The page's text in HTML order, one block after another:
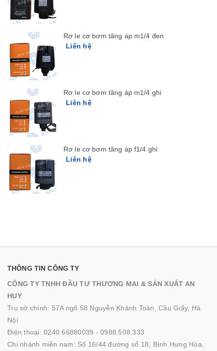
Rơ le cơ bơm tăng áp m1/4 đen
Liên hệ
Rơ le cơ bơm tăng áp m1/4 ghi
Liên hệ
Rơ le cơ bơm tăng áp f1/4 ghi
Liên hệ
THÔNG TIN CÔNG TY
CÔNG TY TNHH ĐẦU TƯ THƯƠNG MẠI & SẢN XUẤT AN
HUY
Trụ sở chính: 57A ngõ 58 Nguyễn Khánh Toàn, Cầu Giấy, Hà
Nội
Điện thoại: 0240 66880039 - 0988.508.333
Chi nhánh miền nam: Số 16/44 đường số 18, Bình Hưng Hòa,